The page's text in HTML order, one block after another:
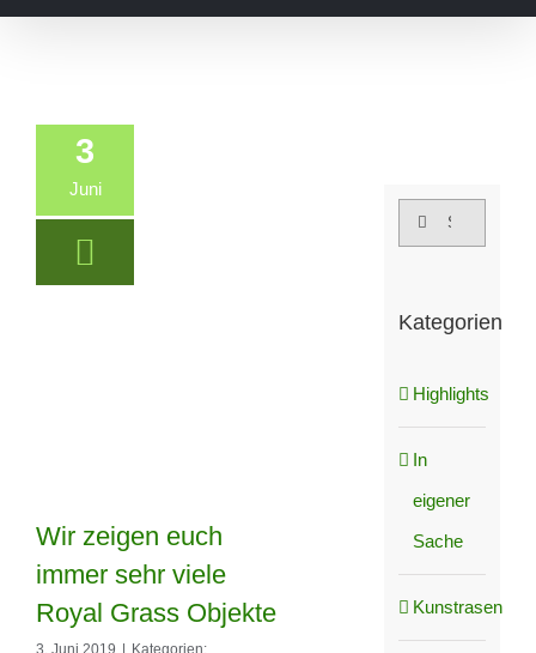
3
Juni
Wir zeigen euch
immer sehr viele
Wir zeigen euch
immer sehr viele
Royal Grass Objekte
3. Juni 2019
Kategorien:
Suche
Kategorien
Highlights
In
eigener
Sache
Kunstrasen